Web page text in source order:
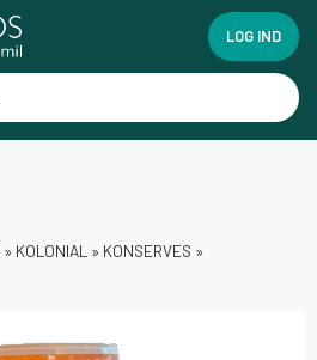
LOG IND
» KOLONIAL » KONSERVES »